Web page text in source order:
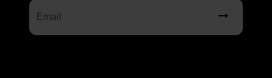
Email
(Required)